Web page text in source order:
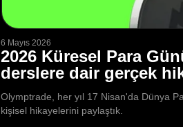
6 Mayıs 2026
2026 Küresel Para
derslere dair gerçek
Olymptrade, her yıl 17 Nisan'da Dünya
kişisel hikayelerini paylaştık.